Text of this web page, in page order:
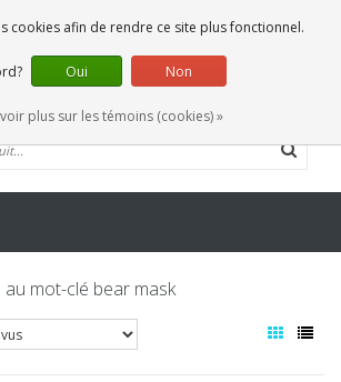
0 Articles
mot-clé bear mask
cookies afin de rendre ce site plus fonctionnel.
Oui Non
plus sur les témoins (cookies) »